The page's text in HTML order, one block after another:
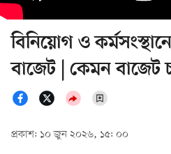
বিনিয়োগ ও
বাজেট | কেমন বাজেট
প্রকাশ: ১০ জুন ২০২৬, ১৫: ০০